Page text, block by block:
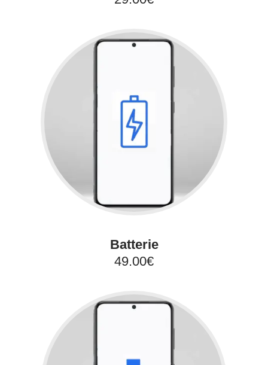
Batterie
49.00€